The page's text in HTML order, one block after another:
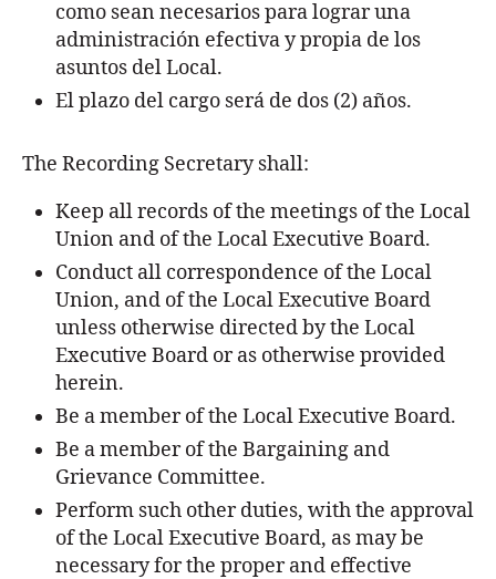
como sean necesarios para lograr una
administración efectiva y propia de los
asuntos del Local.
El plazo del cargo será de dos (2) años.
The Recording Secretary shall:
Keep all records of the meetings of the Local
Union and of the Local Executive Board.
Conduct all correspondence of the Local
Union, and of the Local Executive Board
unless otherwise directed by the Local
Executive Board or as otherwise provided
herein.
Be a member of the Local Executive Board.
Be a member of the Bargaining and
Grievance Committee.
Perform such other duties, with the approval
of the Local Executive Board, as may be
necessary for the proper and effective